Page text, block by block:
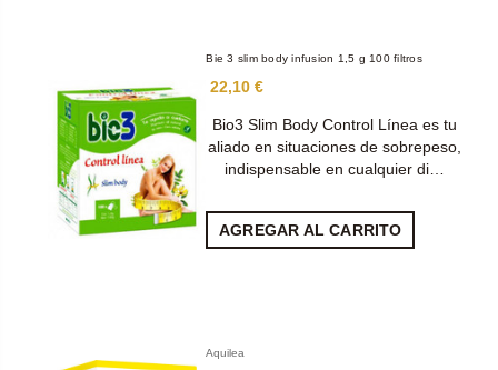
Bie 3 slim body infusion 1,5 g 100 filtros
22,10 €
Bio3 Slim Body Control Línea es tu
aliado en situaciones de sobrepeso,
indispensable en cualquier di…
AGREGAR AL CARRITO
Aquilea